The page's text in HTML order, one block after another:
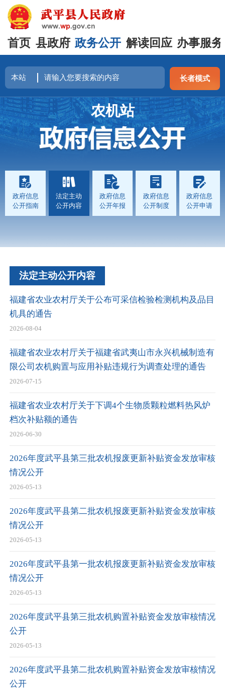
首页 县政府 政务公开 解读回应 办事服务
长者模式
农机站
政府信息
公开指南
法定主动
公开内容
政府信息
公开年报
政府信息
公开制度
政府信息
公开申请
法定主动公开内容
福建省农业农村厅关于公布可采信检验检测机构及品目
机具的通告
2026-08-04
福建省农业农村厅关于福建省武夷山市永兴机械制造有
限公司农机购置与应用补贴违规行为调查处理的通告
2026-07-15
福建省农业农村厅关于下调4个生物质颗粒燃料热风炉
档次补贴额的通告
2026-06-30
2026年度武平县第三批农机报废更新补贴资金发放审核
情况公开
2026-05-13
2026年度武平县第二批农机报废更新补贴资金发放审核
情况公开
2026-05-13
2026年度武平县第一批农机报废更新补贴资金发放审核
情况公开
2026-05-13
2026年度武平县第三批农机购置补贴资金发放审核情况
公开
2026-05-13
2026年度武平县第二批农机购置补贴资金发放审核情况
公开